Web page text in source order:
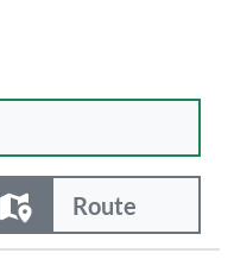
Route